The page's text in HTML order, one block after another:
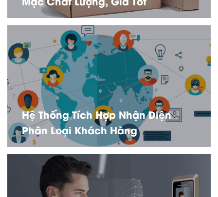
Hệ Thống Tích Hợp Nhận Diện
Phân Loại Khách Hàng